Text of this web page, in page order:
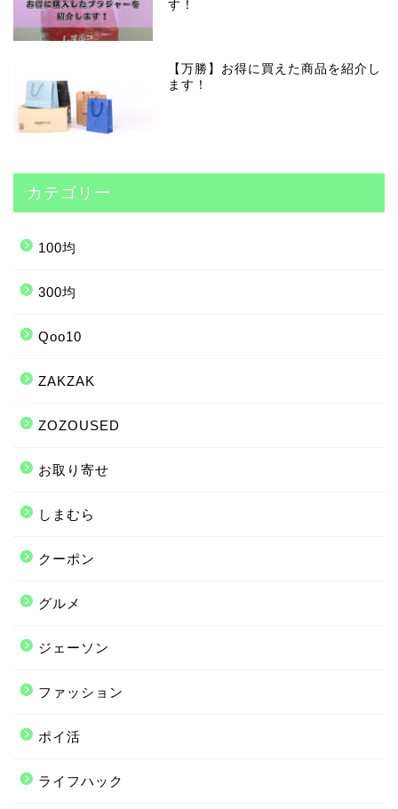
す！
【万勝】お得に買えた商品を紹介し
ます！
カテゴリー
100均
300均
Qoo10
ZAKZAK
ZOZOUSED
お取り寄せ
しまむら
クーポン
グルメ
ジェーソン
ファッション
ポイ活
ライフハック